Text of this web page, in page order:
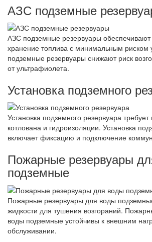
АЗС подземные
АЗС подземные резервуары обеспечивают
хранение топлива с минимальным риском
подземные резервуары снижают риск
от ультрафиолета.
Установка подземного
Установка подземного резервуара требует
котлована и гидроизоляции. Установка
включает фиксацию и подключение
Пожарные резервуары
подземные
Пожарные резервуары для воды
жидкости для тушения возгораний.
воды подземные устойчивы к внешним
обслуживании.